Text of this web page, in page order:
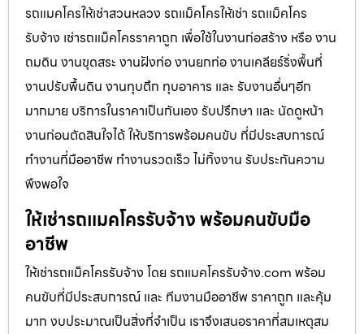
รถแมคโครให้เช่าสวนหลวง รถแม็คโครให้เช่า รถแม็คโคร
รับจ้าง เช่ารถแม็คโครราคาถูก เพื่อใช้ในงานก่อสร้าง หรือ งาน
ถมดิน งานขุดสระ งานฝังท่อ งานยกท่อ งานเคลียร์ริ่งพื้นที่
งานปรับพื้นดิน งานทุบตึก ทุบอาคาร และ รับงานอื่นๆอีก
มากมาย บริการในราคาเป็นกันเอง รับปรึกษา และ นัดดูหน้า
งานก่อนตัดสินใจได้ ให้บริการพร้อมคนขับ ที่มีประสบการณ์
ทำงานที่มืออาชีพ ทำงานรวดเร็ว ไม่ทิ้งงาน รับประกันความ
พึงพอใจ
ให้เช่ารถแมคโครรับจ้าง พร้อมคนขับมือ
อาชีพ
ให้เช่ารถแม็คโครรับจ้าง โดย รถแมคโครรับจ้าง.com พร้อม
คนขับที่มีประสบการณ์ และ ทีมงานมืออาชีพ ราคาถูก และคุ้ม
มาก งบประมาณเป็นสิ่งที่จำเป็น เราจึงเสนอราคาที่สมเหตุสม